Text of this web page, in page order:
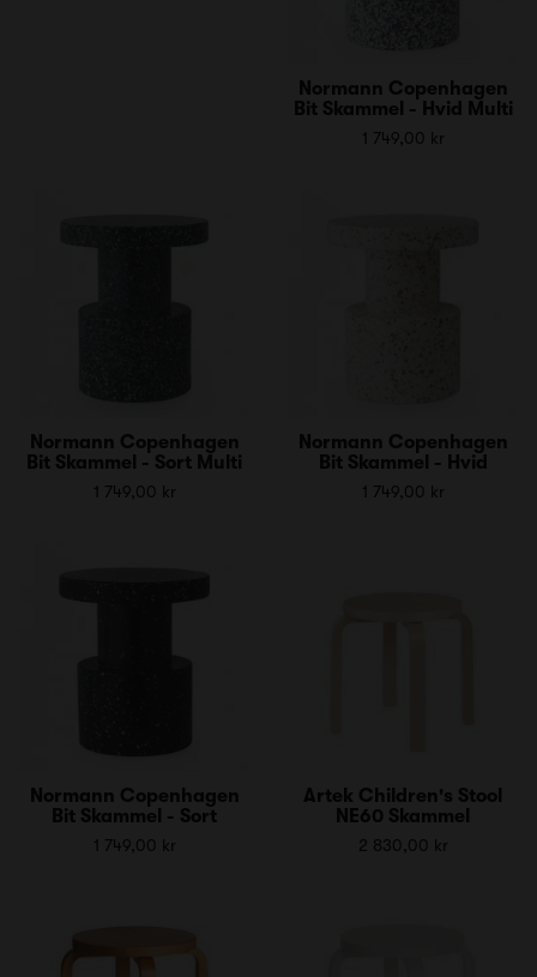
Normann Copenhagen
Bit Skammel - Hvid Multi
1 749,00 kr
Normann Copenhagen
Bit Skammel - Sort Multi
1 749,00 kr
Normann Copenhagen
Bit Skammel - Hvid
1 749,00 kr
Normann Copenhagen
Bit Skammel - Sort
1 749,00 kr
Artek Children's Stool
NE60 Skammel
2 830,00 kr